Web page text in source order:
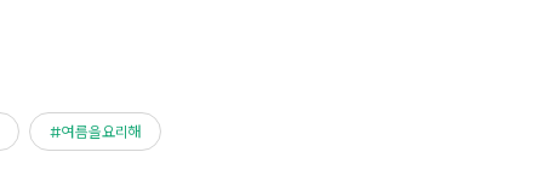
여름을요리해